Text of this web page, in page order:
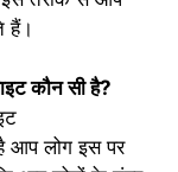
हैं।
कौन सी है?
लोग इस पर